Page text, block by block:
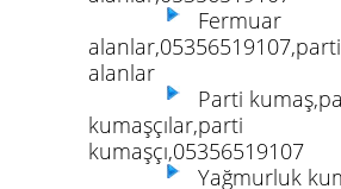
Fermuar
alanlar
Parti
kumaşçılar,parti
kumaşçı,05356519107
Yağmurluk